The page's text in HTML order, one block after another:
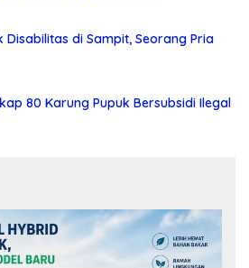
Disabilitas di Sampit, Seorang Pria
80 Karung Pupuk Bersubsidi Ilegal